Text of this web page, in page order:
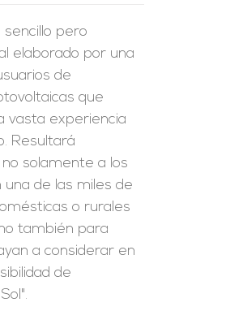
pero
elaborado por una
de
que
vasta experiencia
Resultará
solamente a los
de las miles de
o rurales
también para
a considerar en
de